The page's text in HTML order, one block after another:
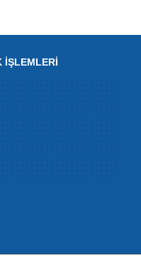
İŞLEMLERİ